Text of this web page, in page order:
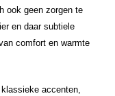
ook geen zorgen te
en daar subtiele
comfort en warmte
accenten,